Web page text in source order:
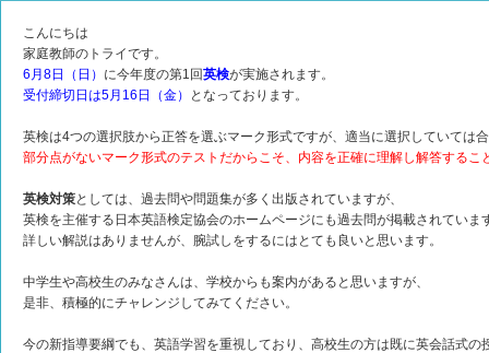
こんにちは
家庭教師のトライです。
6月8日（日） に今年度の第1回英検が実施されます。
受付締切日は5月16日（金）
となっております。
英検は4つの選択肢から正答を選ぶマーク形式ですが、適当に選択していては
部分点がないマーク形式のテストだからこそ、内容を正確に理解し解答するこ
英検対策としては、過去問や問題集が多く出版されていますが、
英検を主催する日本英語検定協会のホームページにも過去問が掲載されていま
詳しい解説はありませんが、腕試しをするにはとても良いと思います。
中学生や高校生のみなさんは、学校からも案内があると思いますが、
是非、積極的にチャレンジしてみてください。
今の新指導要綱でも、英語学習を重視しており、高校生の方は既に英会話式の